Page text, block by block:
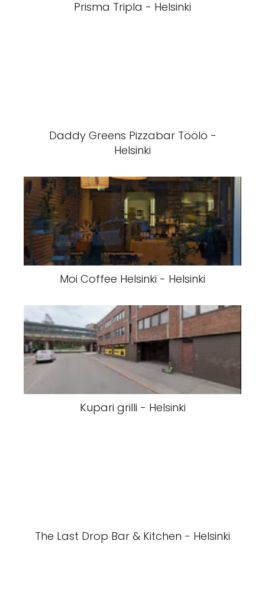
Prisma Tripla - Helsinki
Daddy Greens Pizzabar Töölö -
Helsinki
Moi Coffee Helsinki - Helsinki
Kupari grilli - Helsinki
The Last Drop Bar & Kitchen - Helsinki